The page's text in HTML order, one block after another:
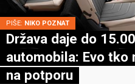
PIŠE: NIKO POZNAT
Država daje do
automobila: Evo
na potporu